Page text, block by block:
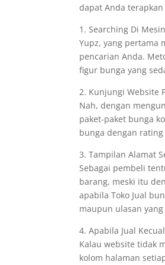
dapat Anda
1. Searching Di
Yupz, yang pertama
pencarian Anda.
figur bunga yang
2. Kunjungi Website
Nah, dengan
paket-paket bunga
bunga dengan
3. Tampilan Alamat
Sebagai pembeli
barang, meski itu
apabila Toko Jual
maupun ulasan
4. Apabila Jual
Kalau website tidak
kolom halaman